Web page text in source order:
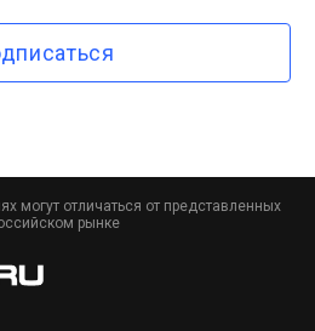
могут отличаться от представленных
рынке